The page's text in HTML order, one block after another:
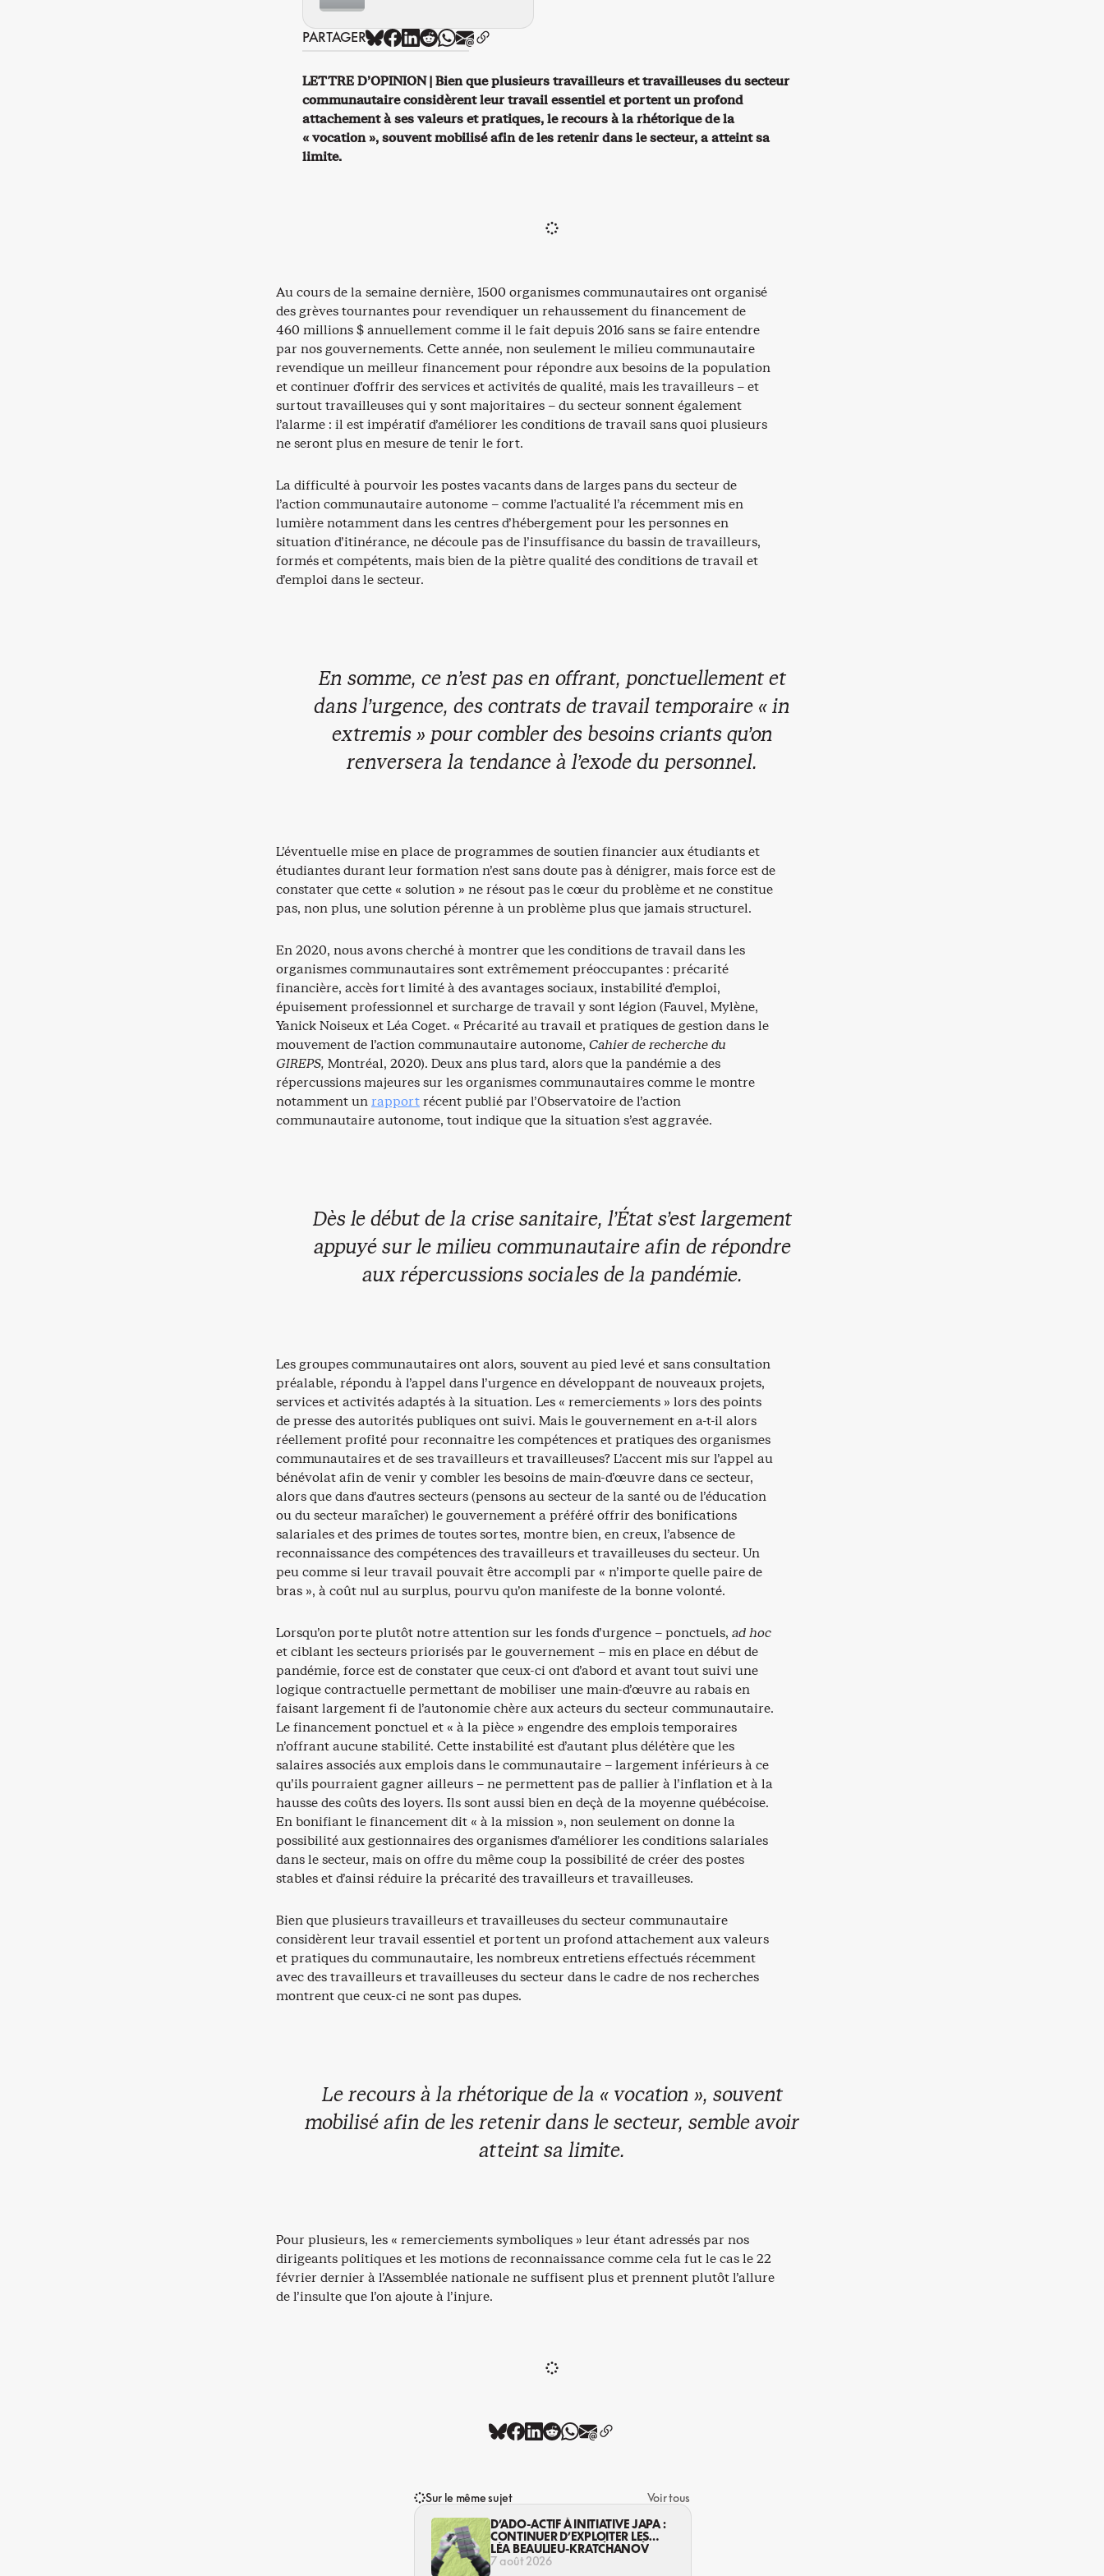
PARTAGER
LETTRE D’OPINION | Bien que plusieurs travailleurs et travailleuses du secteur
communautaire considèrent leur travail essentiel et portent un profond
attachement à ses valeurs et pratiques, le recours à la rhétorique de la
« vocation », souvent mobilisé afin de les retenir dans le secteur, a atteint sa
limite.
Au cours de la semaine dernière, 1500 organismes communautaires ont organisé
des grèves tournantes pour revendiquer un rehaussement du financement de
460 millions $ annuellement comme il le fait depuis 2016 sans se faire entendre
par nos gouvernements. Cette année, non seulement le milieu communautaire
revendique un meilleur financement pour répondre aux besoins de la population
et continuer d’offrir des services et activités de qualité, mais les travailleurs – et
surtout travailleuses qui y sont majoritaires – du secteur sonnent également
l’alarme : il est impératif d’améliorer les conditions de travail sans quoi plusieurs
ne seront plus en mesure de tenir le fort.
La difficulté à pourvoir les postes vacants dans de larges pans du secteur de
l’action communautaire autonome – comme l’actualité l’a récemment mis en
lumière notamment dans les centres d’hébergement pour les personnes en
situation d’itinérance, ne découle pas de l’insuffisance du bassin de travailleurs,
formés et compétents, mais bien de la piètre qualité des conditions de travail et
d’emploi dans le secteur.
En somme, ce n’est pas en offrant, ponctuellement et
dans l’urgence, des contrats de travail temporaire « in
extremis » pour combler des besoins criants qu’on
renversera la tendance à l’exode du personnel.
L’éventuelle mise en place de programmes de soutien financier aux étudiants et
étudiantes durant leur formation n’est sans doute pas à dénigrer, mais force est de
constater que cette « solution » ne résout pas le cœur du problème et ne constitue
pas, non plus, une solution pérenne à un problème plus que jamais structurel.
En 2020, nous avons cherché à montrer que les conditions de travail dans les
organismes communautaires sont extrêmement préoccupantes : précarité
financière, accès fort limité à des avantages sociaux, instabilité d’emploi,
épuisement professionnel et surcharge de travail y sont légion (Fauvel, Mylène,
Yanick Noiseux et Léa Coget. « Précarité au travail et pratiques de gestion dans le
mouvement de l’action communautaire autonome, Cahier de recherche du
GIREPS, Montréal, 2020). Deux ans plus tard, alors que la pandémie a des
répercussions majeures sur les organismes communautaires comme le montre
notamment unrapportrécent publié par l’Observatoire de l’action
communautaire autonome, tout indique que la situation s’est aggravée.
Dès le début de la crise sanitaire, l’État s’est largement
appuyé sur le milieu communautaire afin de répondre
aux répercussions sociales de la pandémie.
Les groupes communautaires ont alors, souvent au pied levé et sans consultation
préalable, répondu à l’appel dans l’urgence en développant de nouveaux projets,
services et activités adaptés à la situation. Les « remerciements » lors des points
de presse des autorités publiques ont suivi. Mais le gouvernement en a-t-il alors
réellement profité pour reconnaitre les compétences et pratiques des organismes
communautaires et de ses travailleurs et travailleuses? L’accent mis sur l’appel au
bénévolat afin de venir y combler les besoins de main-d’œuvre dans ce secteur,
alors que dans d’autres secteurs (pensons au secteur de la santé ou de l’éducation
ou du secteur maraîcher) le gouvernement a préféré offrir des bonifications
salariales et des primes de toutes sortes, montre bien, en creux, l’absence de
reconnaissance des compétences des travailleurs et travailleuses du secteur. Un
peu comme si leur travail pouvait être accompli par « n’importe quelle paire de
bras », à coût nul au surplus, pourvu qu’on manifeste de la bonne volonté.
Lorsqu’on porte plutôt notre attention sur les fonds d’urgence – ponctuels, ad hoc
et ciblant les secteurs priorisés par le gouvernement – mis en place en début de
pandémie, force est de constater que ceux-ci ont d’abord et avant tout suivi une
logique contractuelle permettant de mobiliser une main-d’œuvre au rabais en
faisant largement fi de l’autonomie chère aux acteurs du secteur communautaire.
Le financement ponctuel et « à la pièce » engendre des emplois temporaires
n’offrant aucune stabilité. Cette instabilité est d’autant plus délétère que les
salaires associés aux emplois dans le communautaire – largement inférieurs à ce
qu’ils pourraient gagner ailleurs – ne permettent pas de pallier à l’inflation et à la
hausse des coûts des loyers. Ils sont aussi bien en deçà de la moyenne québécoise.
En bonifiant le financement dit « à la mission », non seulement on donne la
possibilité aux gestionnaires des organismes d’améliorer les conditions salariales
dans le secteur, mais on offre du même coup la possibilité de créer des postes
stables et d’ainsi réduire la précarité des travailleurs et travailleuses.
Bien que plusieurs travailleurs et travailleuses du secteur communautaire
considèrent leur travail essentiel et portent un profond attachement aux valeurs
et pratiques du communautaire, les nombreux entretiens effectués récemment
avec des travailleurs et travailleuses du secteur dans le cadre de nos recherches
montrent que ceux-ci ne sont pas dupes.
Le recours à la rhétorique de la « vocation », souvent
mobilisé afin de les retenir dans le secteur, semble avoir
atteint sa limite.
Pour plusieurs, les « remerciements symboliques » leur étant adressés par nos
dirigeants politiques et les motions de reconnaissance comme cela fut le cas le 22
février dernier à l’Assemblée nationale ne suffisent plus et prennent plutôt l’allure
de l’insulte que l’on ajoute à l’injure.
Sur le même sujet
Voir tous
D’ADO-ACTIF À INITIATIVE JAPA :
CONTINUER D’EXPLOITER LES
JEUNES… DANS LA LÉGALITÉ?
LÉA BEAULIEU-KRATCHANOV
7 août 2026